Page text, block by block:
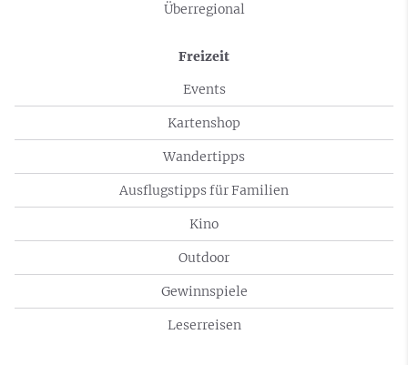
Überregional
Freizeit
Events
Kartenshop
Wandertipps
Ausflugstipps für Familien
Kino
Outdoor
Gewinnspiele
Leserreisen